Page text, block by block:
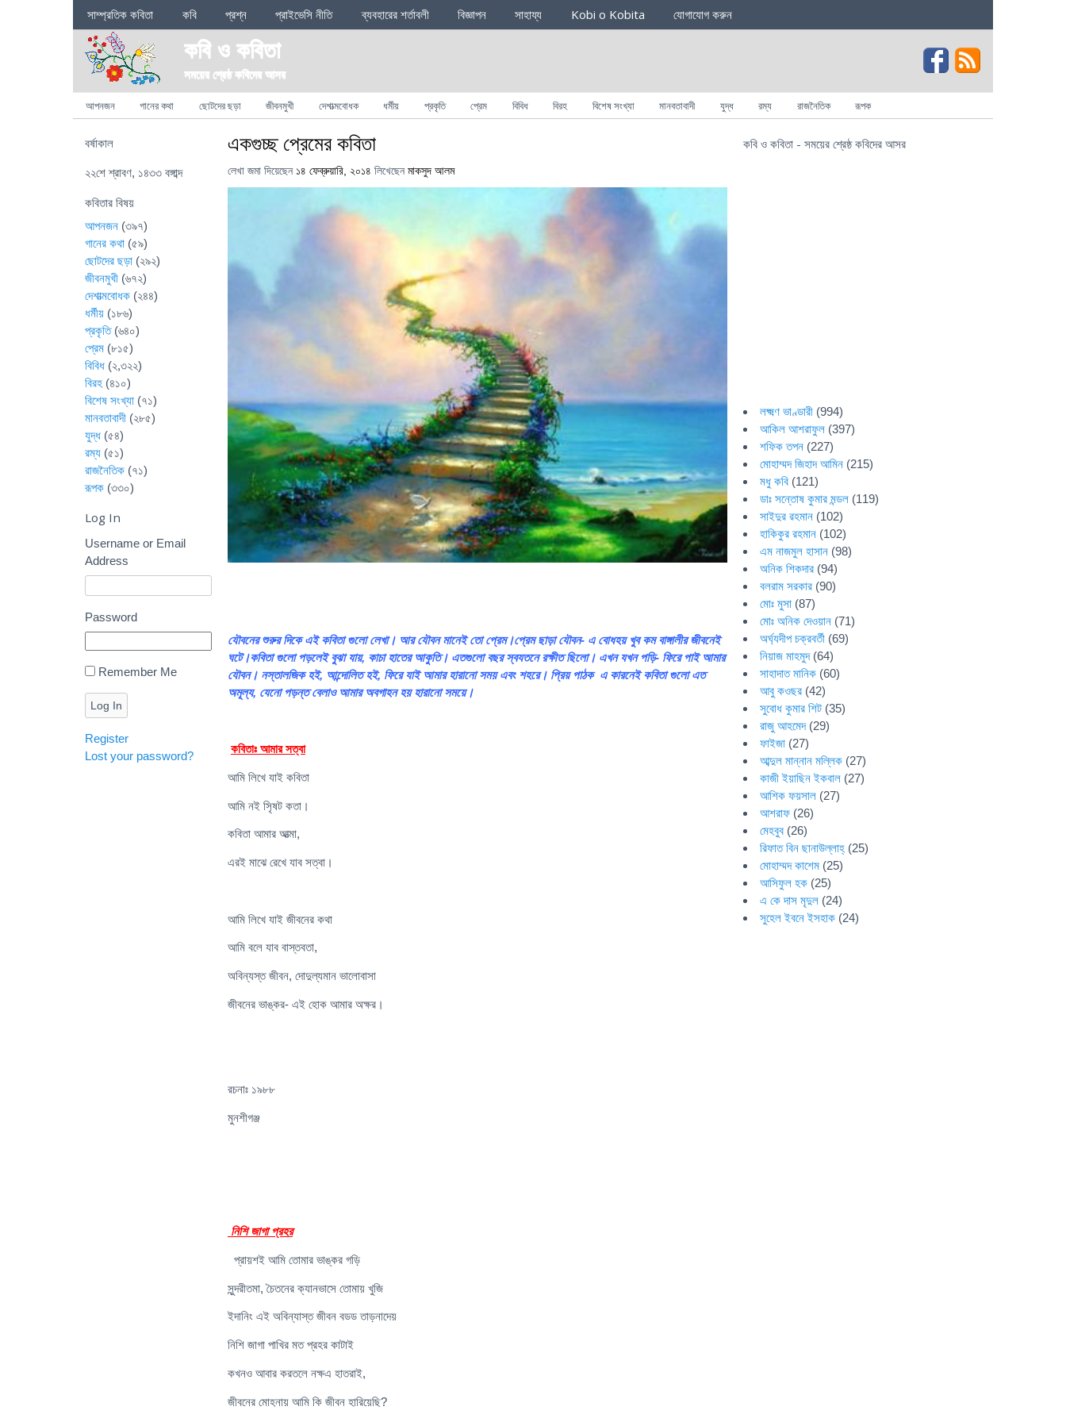
Sections
সাম্প্রতিক কবিতা কবি প্রশ্ন প্রাইভেসি নীতি ব্যবহারের শর্তাবলী বিজ্ঞাপন সাহায্য Kobi o Kobita যোগাযোগ করুন
কবি ও কবিতা
সময়ের শ্রেষ্ঠ কবিদের আসর
Categories
আপনজন গানের কথা ছোটদের ছড়া জীবনমুখী দেশাত্মবোধক ধর্মীয় প্রকৃতি প্রেম বিবিধ বিরহ বিশেষ সংখ্যা মানবতাবাদী যুদ্ধ রম্য রাজনৈতিক রূপক
একগুচ্ছ প্রেমের কবিতা
লেখা জমা দিয়েছেন ১৪ ফেব্রুয়ারি, ২০১৪ লিখেছেন মাকসুদ আলম
যৌবনের শুরুর দিকে এই কবিতা গুলো লেখা। আর যৌবন মানেই তো প্রেম।প্রেম ছাড়া যৌবন- এ বোধহয় খুব কম বাঙ্গালীর জীবনেই
ঘটে।কবিতা গুলো পড়লেই বুঝা যায়, কাচা হাতের আকুতি। এতগুলো বছর স্বযতনে রক্ষীত ছিলো। এখন যখন পড়ি- ফিরে পাই আমার
যৌবন। নস্তালজিক হই, আন্দোলিত হই, ফিরে যাই আমার হারানো সময় এবং শহরে। প্রিয় পাঠক এ কারনেই কবিতা গুলো এত
অমূল্য, যেনো পড়ন্ত বেলাও আমার অবগাহন হয় হারানো সময়ে।
কবিতাঃ আমার সত্বা
আমি লিখে যাই কবিতা
আমি নই সৃিষট কতা।
কবিতা আমার আত্মা,
এরই মাঝে রেখে যাব সত্বা।
আমি লিখে যাই জীবনের কথা
আমি বলে যাব বাস্তবতা,
অবিন্যস্ত জীবন, দোদুল্যমান ভালোবাসা
জীবনের ভাঙ্কর- এই হোক আমার অক্ষর।
রচনাঃ ১৯৮৮
মুনশীগঞ্জ
নিশি জাগা প্রহর
প্রায়শই আমি তোমার ভাঙ্কর গড়ি
সুন্দরীতমা, চৈতনের ক্যানভাসে তোমায় খুজি
ইদানিং এই অবিন্যাস্ত জীবন বডড তাড়নাদেয়
নিশি জাগা পাখির মত প্রহর কাটাই
কখনও আবার করতলে নক্ষএ হাতরাই,
জীবনের মোহনায় আমি কি জীবন হারিয়েছি?
বর্ষাকাল
২২শে শ্রাবণ, ১৪৩৩ বঙ্গাব্দ
কবিতার বিষয়
আপনজন (৩৯৭)
গানের কথা (৫৯)
ছোটদের ছড়া (২৯২)
জীবনমুখী (৬৭২)
দেশাত্মবোধক (২৪৪)
ধর্মীয় (১৮৬)
প্রকৃতি(৬৪০)
প্রেম (৮১৫)
বিবিধ (২,৩২২)
বিরহ (৪১০)
বিশেষ সংখ্যা (৭১)
মানবতাবাদী (২৮৫)
যুদ্ধ (৫৪)
রম্য (৫১)
রাজনৈতিক (৭১)
রূপক (৩৩০)
Log In
Username or Email
Address
Password
Remember Me
Log In
Register
Lost your password?
কবি ও কবিতা - সময়ের শ্রেষ্ঠ কবিদের আসর
লক্ষ্মণ ভাণ্ডারী (994)
আকিল আশরাফুল (397)
শফিক তপন (227)
মোহাম্মদ জিহাদ আমিন (215)
মধু কবি (121)
ডাঃ সন্তোষ কুমার মন্ডল (119)
সাইদুর রহমান (102)
হাকিকুর রহমান (102)
এম নাজমুল হাসান (98)
অনিক শিকদার (94)
বলরাম সরকার (90)
মোঃ মুসা (87)
মোঃ অনিক দেওয়ান (71)
অর্ঘ্যদীপ চক্রবর্তী (69)
নিয়াজ মাহমুদ(64)
সাহাদাত মানিক (60)
আবু কওছর (42)
সুবোধ কুমার শিট (35)
রাজু আহমেদ(29)
ফাইজা (27)
আব্দুল মান্নান মল্লিক (27)
কাজী ইয়াছিন ইকবাল (27)
আশিক ফয়সাল (27)
আশরাফ (26)
মেহবুব (26)
রিফাত বিন ছানাউল্লাহ্ (25)
মোহাম্মদ কাশেম (25)
আসিফুল হক (25)
এ কে দাস মৃদুল (24)
সুহেল ইবনে ইসহাক (24)